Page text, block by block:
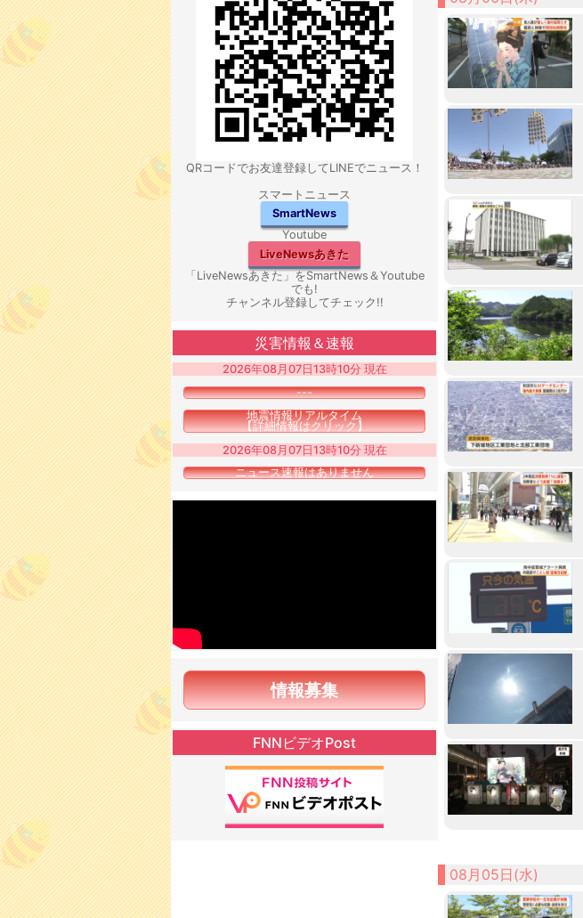
08月05日(水)
QRコードでお友達登録してLINEでニュース！
スマートニュース
SmartNews
Youtube
LiveNewsあきた
「LiveNewsあきた」をSmartNews＆Youtube
でも!
チャンネル登録してチェック!!
災害情報＆速報
2026年08月07日13時10分 現在
---
地震情報リアルタイム
【詳細情報はクリック】
2026年08月07日13時10分 現在
ニュース速報はありません
情報募集
FNNビデオPost